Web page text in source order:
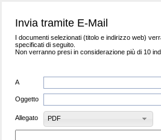
Invia tramite E-Mail
I documenti selezionati (titolo e indirizzo web)
specificati di seguito.
Non verranno presi in considerazione più di 10
A
Oggetto
Allegato PDF